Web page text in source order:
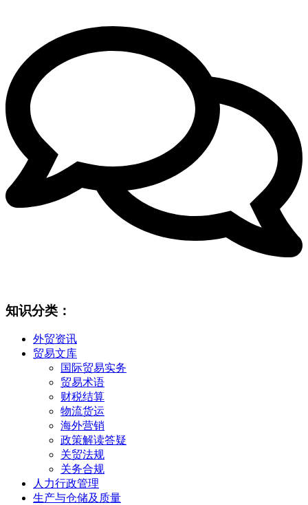
知识分类：
外贸资讯
贸易文库
国际贸易实务
贸易术语
财税结算
物流货运
海外营销
政策解读答疑
关贸法规
关务合规
人力行政管理
生产与仓储及质量